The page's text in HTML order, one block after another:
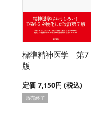
標準精神医学 第7
版
定価 7,150円 (税込)
販売終了